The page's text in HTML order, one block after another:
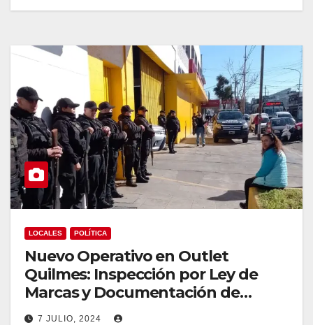
LOCALES POLÍTICA
Nuevo Operativo en Outlet
Quilmes: Inspección por Ley de
Marcas y Documentación de
Empleados
7 JULIO, 2024